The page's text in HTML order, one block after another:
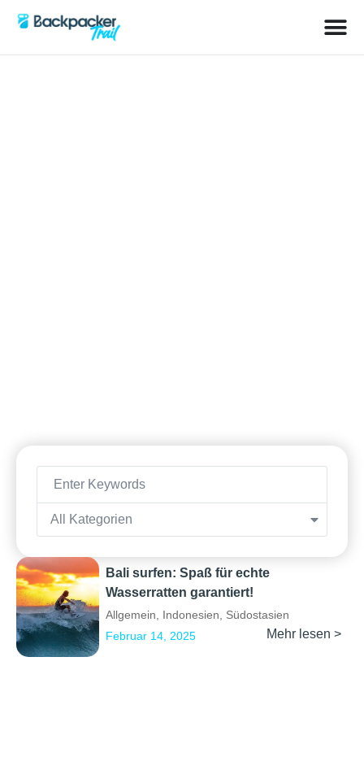
All Kategorien
Bali surfen: Spaß für echte
Wasserratten garantiert!
Allgemein, Indonesien, Südostasien
Februar 14, 2025
Mehr lesen >